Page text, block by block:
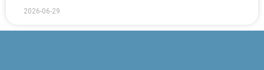
2026-06-29